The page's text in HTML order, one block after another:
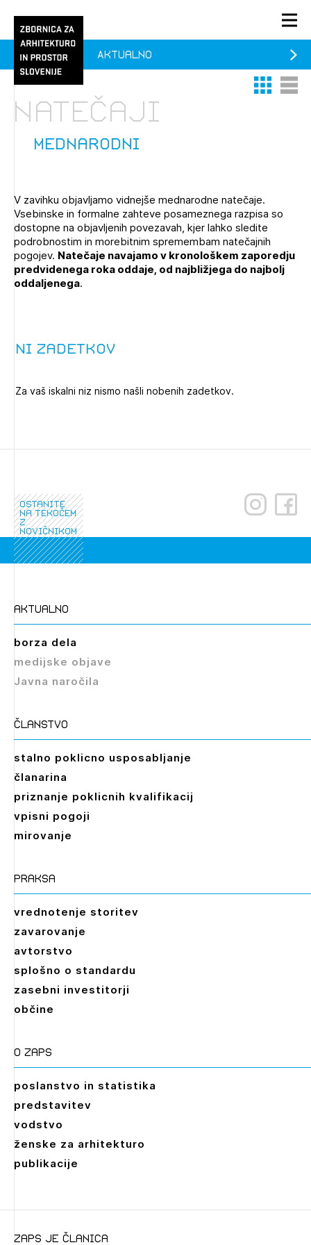
PRIJAVA
KONTAKT
Praksa
O ZAPS
Izbrana vsebina je namenjena le ZAPS
registriranim uporabnikom. Da lahko do nje
PRIJAVITE SE
1/1
Pozdravljeni
Prijavite se s svojim ZAPS uporabniškim imenom in geslom.
Thumbnail
List
mednarodni
natečaji
V zavihku objavljamo vidnejše mednarodne natečaje.
Vsebinske in formalne zahteve posameznega razpisa so
dostopne na objavljenih povezavah, kjer lahko sledite
podrobnostim in morebitnim spremembam natečajnih
pogojev. Natečaje navajamo v kronološkem zaporedju
predvidenega roka oddaje, od najbližjega do najbolj
oddaljenega.
Aktualno
Ni zadetkov
Za vaš iskalni niz nismo našli nobenih zadetkov.
Leto
2026,2025,
2019
ostanite
na tekočem
z
novičnikom
aktualno
borza dela
medijske objave
Javna naročila
članstvo
stalno poklicno usposabljanje
članarina
priznanje poklicnih kvalifikacij
vpisni pogoji
mirovanje
praksa
vrednotenje storitev
zavarovanje
avtorstvo
splošno o standardu
zasebni investitorji
občine
O zaps
poslanstvo in statistika
predstavitev
vodstvo
ženske za arhitekturo
publikacije
zaps je članica
1/2
Prijava na novičnik
Ostanite na tekočem z novicami in se naročite na
Novičnike. Označite svojo izbiro.
Novičnike vam bomo pošiljali na vaš elektronski naslov.
Mesečni novičnik
Tedenski novičnik javnih naročil
NAPREJ